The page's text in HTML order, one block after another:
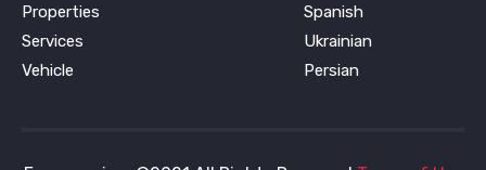
Properties
Services
Vehicle
Spanish
Ukrainian
Persian